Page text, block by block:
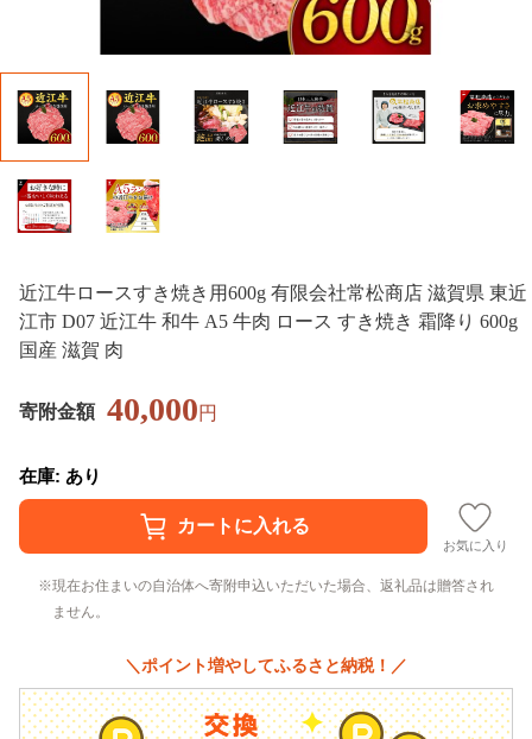
近江牛ロースすき焼き用600g 有限会社常松商店 滋賀県 東近
江市 D07 近江牛 和牛 A5 牛肉 ロース すき焼き 霜降り 600g
国産 滋賀 肉
寄附金額 40,000円
在庫: あり
お気に入り
現在お住まいの自治体へ寄附申込いただいた場合、返礼品は贈答され
ません。
＼ポイント増やしてふるさと納税！／